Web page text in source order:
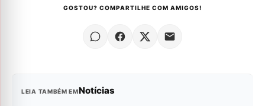
GOSTOU? COMPARTILHE COM AMIGOS!
LEIA TAMBÉM EMNotícias